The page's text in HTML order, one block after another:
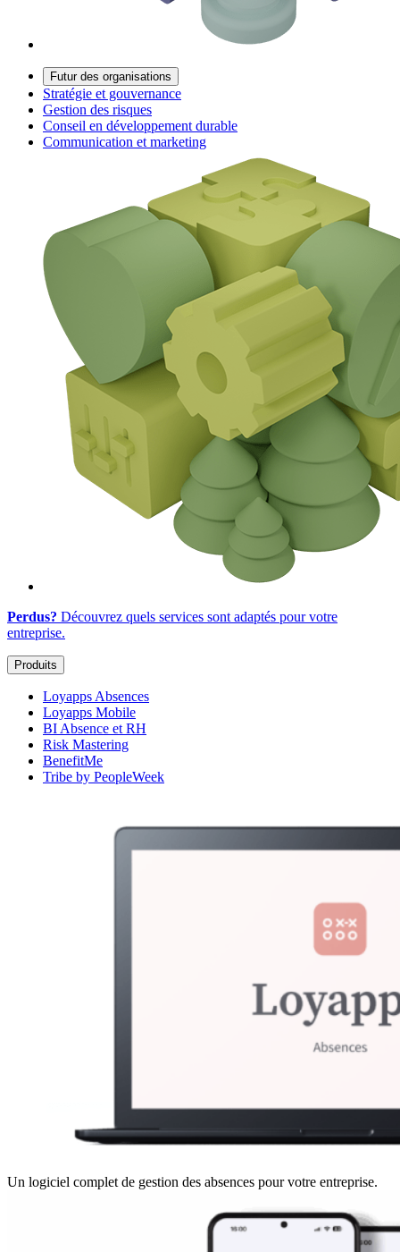
Futur des organisations
Stratégie et gouvernance
Gestion des risques
Conseil en développement durable
Communication et marketing
Perdus? Découvrez quels services sont adaptés pour votre
entreprise.
Produits
Loyapps Absences
Loyapps Mobile
BI Absence et RH
Risk Mastering
BenefitMe
Tribe by PeopleWeek
Un logiciel complet de gestion des absences pour votre entreprise.